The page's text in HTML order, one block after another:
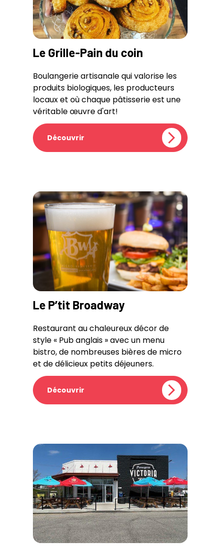
Le Grille-Pain du coin
Boulangerie artisanale qui valorise les
produits biologiques, les producteurs
locaux et où chaque pâtisserie est une
véritable œuvre d'art!
Découvrir
Le P’tit Broadway
Restaurant au chaleureux décor de
style « Pub anglais » avec un menu
bistro, de nombreuses bières de micro
et de délicieux petits déjeuners.
Découvrir